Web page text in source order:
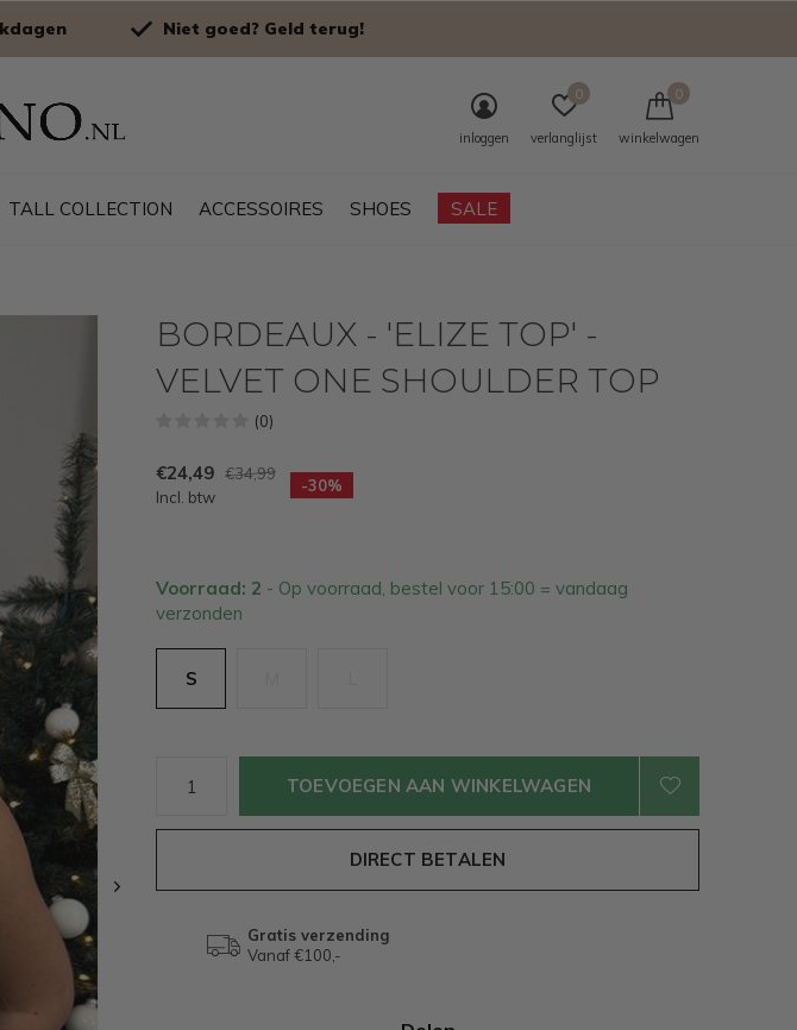
TALL COLLECTION ACCESSOIRES SHOES SALE
inloggen verlanglijst
0
winkelwagen
0
Niet goed? Geld terug!
BORDEAUX - 'ELIZE TOP' -
VELVET ONE SHOULDER TOP
(0)
€24,49 €34,99
Incl. btw
-30%
Voorraad: 2 - Op voorraad, bestel voor 15:00 = vandaag
verzonden
S
TOEVOEGEN AAN WINKELWAGEN
DIRECT BETALEN
Gratis verzending
Vanaf €100,-